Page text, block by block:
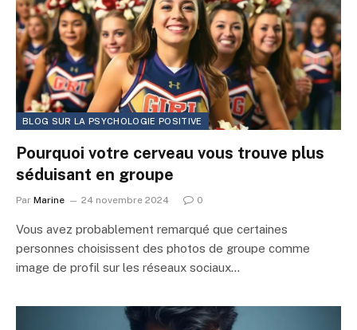
BLOG SUR LA PSYCHOLOGIE POSITIVE
Pourquoi votre cerveau vous trouve plus
séduisant en groupe
Par Marine 24 novembre 2024 0
Vous avez probablement remarqué que certaines
personnes choisissent des photos de groupe comme
image de profil sur les réseaux sociaux…